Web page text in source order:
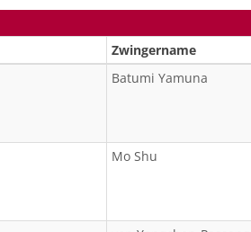
Zwingername
Batumi Yamuna
Mo Shu